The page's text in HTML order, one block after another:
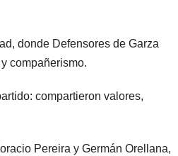
donde Defensores de Garza
compañerismo.
compartieron valores,
Pereira y Germán Orellana,